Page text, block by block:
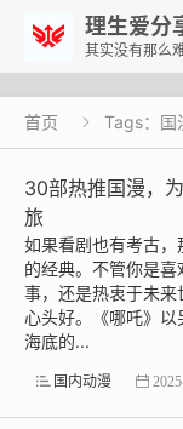
理生爱分
其实没有那么
首页  Tags：国
30部热推国漫，
旅
如果看剧也有考古
的经典。不管你是
事，还是热衷于未
心头好。《哪吒》
海底的...
国内动漫